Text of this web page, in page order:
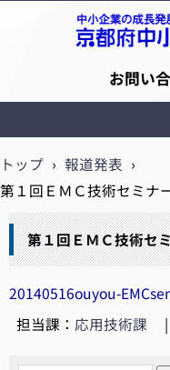
京都府中小企業技術セン
お問い
トップ › 報道発表 ›
第１回ＥＭＣ技術セミナ
第１回ＥＭＣ技術セ
20140516ouyou-
担当課： 応用技術課 |